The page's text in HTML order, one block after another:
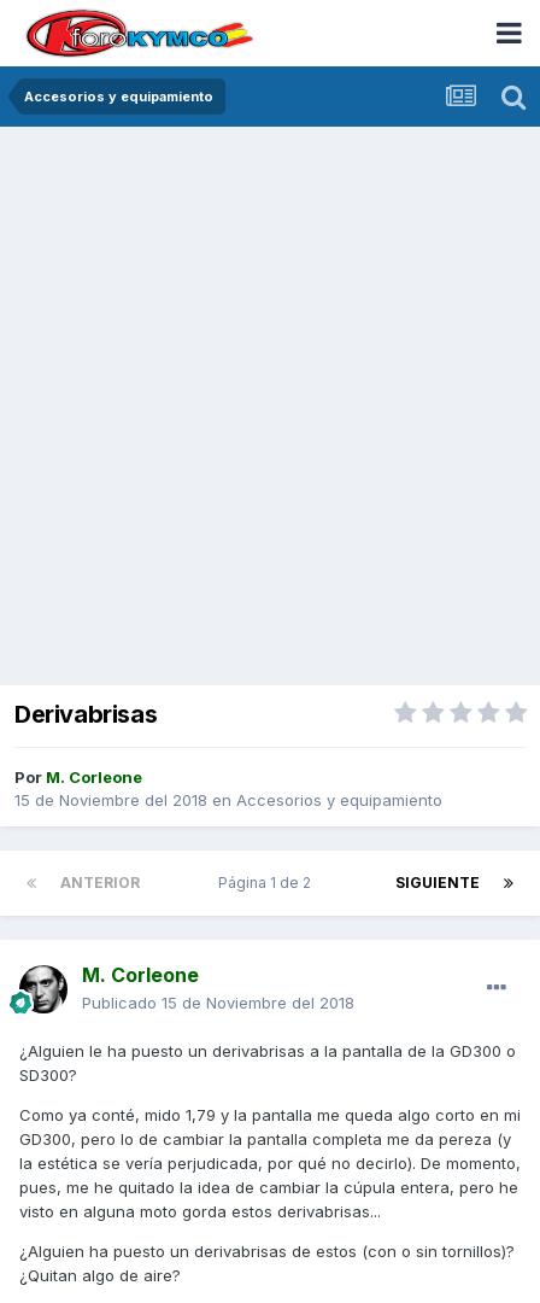
Accesorios y equipamiento
Derivabrisas
Por M. Corleone
15 de Noviembre del 2018 en Accesorios y equipamiento
ANTERIOR SIGUIENTE
Página 1 de 2
M. Corleone
Publicado 15 de Noviembre del 2018
¿Alguien le ha puesto un derivabrisas a la pantalla de la GD300 o
SD300?
Como ya conté, mido 1,79 y la pantalla me queda algo corto en mi
GD300, pero lo de cambiar la pantalla completa me da pereza (y
la estética se vería perjudicada, por qué no decirlo). De momento,
pues, me he quitado la idea de cambiar la cúpula entera, pero he
visto en alguna moto gorda estos derivabrisas...
¿Alguien ha puesto un derivabrisas de estos (con o sin tornillos)?
¿Quitan algo de aire?